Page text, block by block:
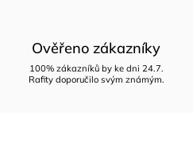
Ověřeno zákazníky
100% zákazníků by ke dni 24.7.
Rafity doporučilo svým známým.